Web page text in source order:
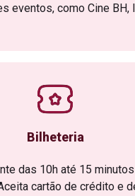
eventos, como Cine BH,
Bilheteria
das 10h até 15
cartão de crédito e